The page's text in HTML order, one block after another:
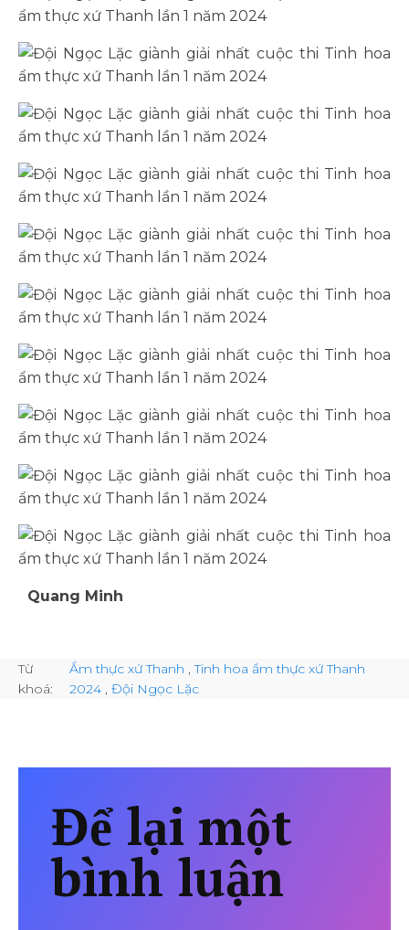
Quang Minh
Từ
khoá:
Ẩm thực xứ Thanh ,Tinh hoa ẩm thực xứ Thanh
2024 ,Đội Ngọc Lặc
Để lại một
bình luận